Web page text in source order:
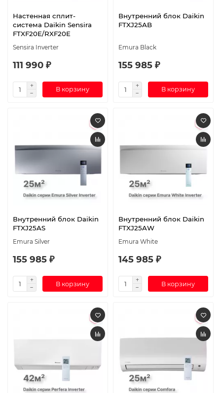
Настенная сплит-
система Daikin Sensira
FTXF20E/RXF20E
Sensira Inverter
111 990 ₽
В корзину
Внутренний блок Daikin
FTXJ25AB
Emura Black
155 985 ₽
В корзину
Внутренний блок Daikin
FTXJ25AS
Emura Silver
155 985 ₽
В корзину
Внутренний блок Daikin
FTXJ25AW
Emura White
145 985 ₽
В корзину